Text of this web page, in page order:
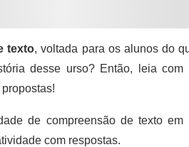
texto, voltada para os alunos do
desse urso? Então, leia
de compreensão de texto em
com respostas.